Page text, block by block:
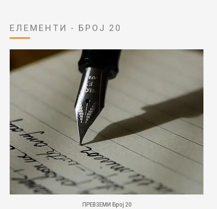
ЕЛЕМЕНТИ - БРОЈ 20
ПРЕВЗЕМИ Број 20